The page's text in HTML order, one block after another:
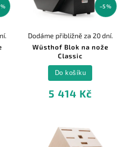
–5 %
Wüsthof Blok na nože
Classic
Dodáme přibližně za 20 dní.
5 414 Kč
Do košíku